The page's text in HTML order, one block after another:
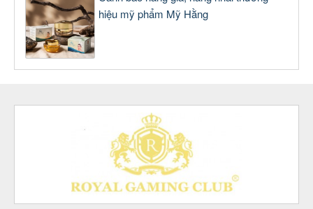
hiệu mỹ phẩm Mỹ Hằng